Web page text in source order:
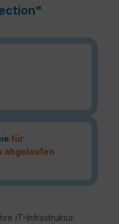
für
abgelaufen
IT-Infrastruktur.